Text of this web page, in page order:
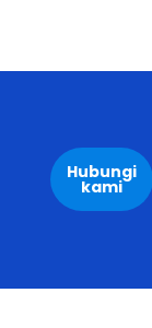
Hubungi
kami